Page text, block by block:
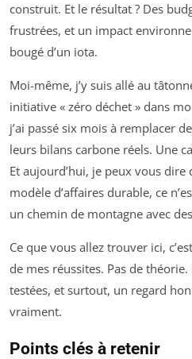
construit. Et le résultat ? Des
frustrées, et un impact
bougé d’un iota.
Moi-même, j’y suis allé au
initiative « zéro déchet » dans
j’ai passé six mois à remplacer
leurs bilans carbone réels. Une
Et aujourd’hui, je peux vous
modèle d’affaires durable, ce
un chemin de montagne avec
Ce que vous allez trouver ici,
de mes réussites. Pas de
testées, et surtout, un regard
vraiment.
Points clés à retenir